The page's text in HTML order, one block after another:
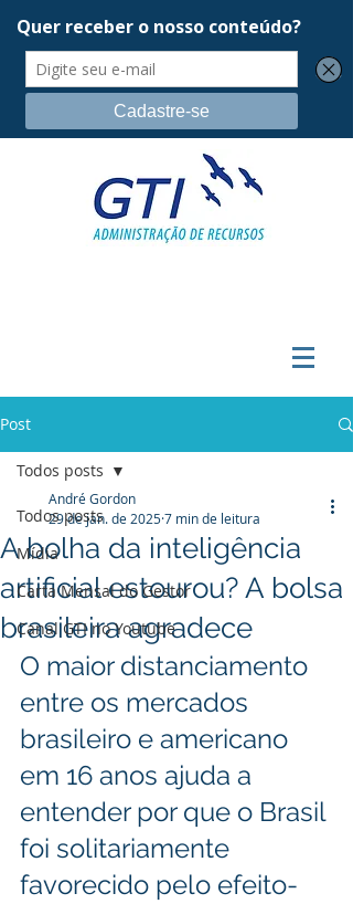
Post
Todos posts
Mídia
Carta Mensal do Gestor
Canal GTI no Youtube
Todos posts
A bolha da inteligência
artificial estourou? A bolsa
brasileira agradece
André Gordon
29 de jan. de 20257 min de leitura
O maior distanciamento
entre os mercados
brasileiro e americano
em 16 anos ajuda a
entender por que o Brasil
foi solitariamente
favorecido pelo efeito-